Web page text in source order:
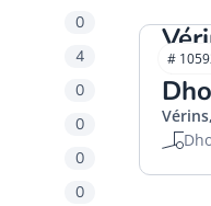
0
4
0
0
0
0
#